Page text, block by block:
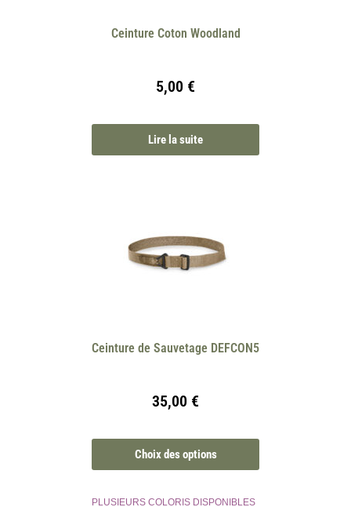
Ceinture Coton Woodland
5,00 €
Lire la suite
Ceinture de Sauvetage DEFCON5
35,00 €
Choix des options
PLUSIEURS COLORIS DISPONIBLES